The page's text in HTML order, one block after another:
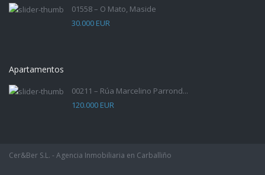
01558 – O Mato, Maside
30.000 EUR
Apartamentos
00211 – Rúa Marcelino Parrond...
120.000 EUR
Cer&Ber S.L. - Agencia Inmobiliaria en Carballiño